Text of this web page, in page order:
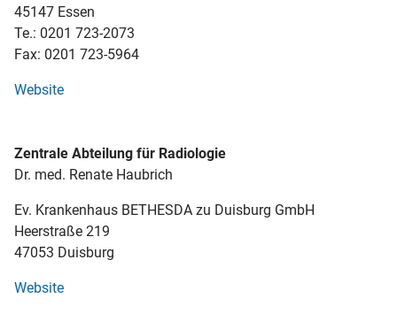
45147 Essen
Te.: 0201 723-2073
Fax: 0201 723-5964
Website
Zentrale Abteilung für Radiologie
Dr. med. Renate Haubrich
Ev. Krankenhaus BETHESDA zu Duisburg GmbH
Heerstraße 219
47053 Duisburg
Website